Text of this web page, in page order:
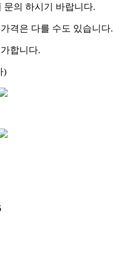
의 하시기 바랍니다.
격은 다를 수도 있습니다.
합니다.
)